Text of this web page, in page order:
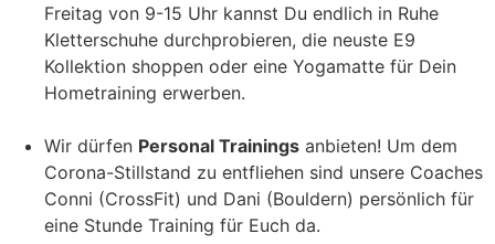
Freitag von 9-15 Uhr kannst Du endlich in Ruhe
Kletterschuhe durchprobieren, die neuste E9
Kollektion shoppen oder eine Yogamatte für Dein
Hometraining erwerben.
Wir dürfen Personal Trainings anbieten! Um dem
Corona-Stillstand zu entfliehen sind unsere Coaches
Conni (CrossFit) und Dani (Bouldern) persönlich für
eine Stunde Training für Euch da.